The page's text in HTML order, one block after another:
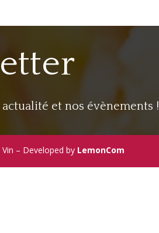
et nos évènements !
– Developed by LemonCom